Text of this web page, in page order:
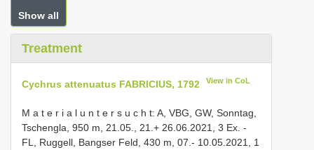
Show all
Treatment
Cychrus attenuatus FABRICIUS, 1792 View in CoL
M a t e r i a l u n t e r s u c h t: A, VBG, GW, Sonntag,
Tschengla, 950 m, 21.05., 21.+ 26.06.2021, 3 Ex. -
FL, Ruggell, Bangser Feld, 430 m, 07.- 10.05.2021, 1